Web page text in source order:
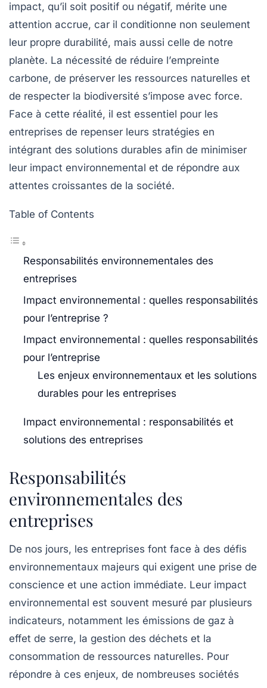
impact, qu’il soit positif ou négatif, mérite une
attention accrue, car il conditionne non seulement
leur propre durabilité, mais aussi celle de notre
planète. La nécessité de réduire l’empreinte
carbone, de préserver les ressources naturelles et
de respecter la biodiversité s’impose avec force.
Face à cette réalité, il est essentiel pour les
entreprises de repenser leurs stratégies en
intégrant des solutions durables afin de minimiser
leur impact environnemental et de répondre aux
attentes croissantes de la société.
Table of Contents
Responsabilités environnementales des
entreprises
Impact environnemental : quelles responsabilités
pour l’entreprise ?
Impact environnemental : quelles responsabilités
pour l’entreprise
Les enjeux environnementaux et les solutions
durables pour les entreprises
Impact environnemental : responsabilités et
solutions des entreprises
Responsabilités
environnementales des
entreprises
De nos jours, les entreprises font face à des défis
environnementaux majeurs qui exigent une prise de
conscience et une action immédiate. Leur impact
environnemental est souvent mesuré par plusieurs
indicateurs, notamment les émissions de gaz à
effet de serre, la gestion des déchets et la
consommation de ressources naturelles. Pour
répondre à ces enjeux, de nombreuses sociétés